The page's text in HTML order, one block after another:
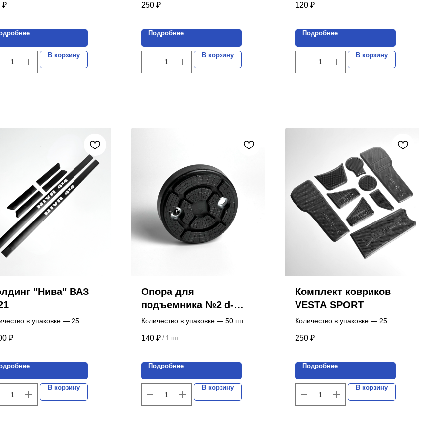
указана за 1 комплект.
₽
В корзину
Цена указана за 1 комплект.
250 ₽
Подробнее
В корзину
Цена указана за 1 комплект.
120 ₽
Подробнее
В корзину
"Нива" ВАЗ
в упаковке — 25
указана за 1 комплект.
₽
В корзину
Опора для
подъемника №2 d-
120mm, высота-19mm
Количество в упаковке — 50 шт.
140 ₽ / 1 шт
Подробнее
В корзину
Комплект ковриков
VESTA SPORT
Количество в упаковке — 25
Цена указана за 1 комплект.
250 ₽
Подробнее
В корзину